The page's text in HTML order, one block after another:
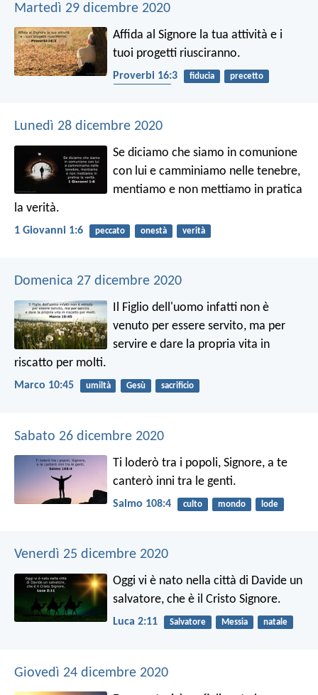
Martedì 29 dicembre 2020
Affida al Signore la tua attività e i
tuoi progetti riusciranno.
Proverbi 16:3 fiducia
precetto
Lunedì 28 dicembre 2020
Se diciamo che siamo in comunione
con lui e camminiamo nelle tenebre,
mentiamo e non mettiamo in pratica
la verità.
1 Giovanni 1:6 peccato onestà verità
Domenica 27 dicembre 2020
Il Figlio dell'uomo infatti non è
venuto per essere servito, ma per
servire e dare la propria vita in
riscatto per molti.
Marco 10:45 umiltà Gesù sacrificio
Sabato 26 dicembre 2020
Ti loderò tra i popoli, Signore, a te
canterò inni tra le genti.
Salmo 108:4 culto mondo lode
Venerdì 25 dicembre 2020
Oggi vi è nato nella città di Davide un
salvatore, che è il Cristo Signore.
Luca 2:11 Salvatore Messia natale
Giovedì 24 dicembre 2020